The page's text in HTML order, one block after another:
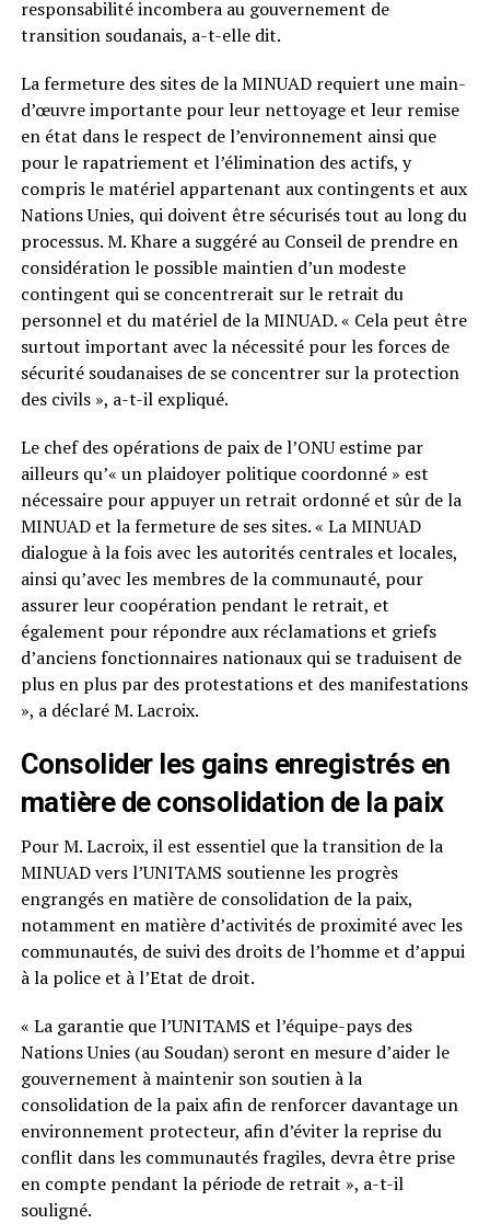
responsabilité incombera au gouvernement de
transition soudanais, a-t-elle dit.
La fermeture des sites de la MINUAD requiert une main-
d’œuvre importante pour leur nettoyage et leur remise
en état dans le respect de l’environnement ainsi que
pour le rapatriement et l’élimination des actifs, y
compris le matériel appartenant aux contingents et aux
Nations Unies, qui doivent être sécurisés tout au long du
processus. M. Khare a suggéré au Conseil de prendre en
considération le possible maintien d’un modeste
contingent qui se concentrerait sur le retrait du
personnel et du matériel de la MINUAD. « Cela peut être
surtout important avec la nécessité pour les forces de
sécurité soudanaises de se concentrer sur la protection
des civils », a-t-il expliqué.
Le chef des opérations de paix de l’ONU estime par
ailleurs qu’« un plaidoyer politique coordonné » est
nécessaire pour appuyer un retrait ordonné et sûr de la
MINUAD et la fermeture de ses sites. « La MINUAD
dialogue à la fois avec les autorités centrales et locales,
ainsi qu’avec les membres de la communauté, pour
assurer leur coopération pendant le retrait, et
également pour répondre aux réclamations et griefs
d’anciens fonctionnaires nationaux qui se traduisent de
plus en plus par des protestations et des manifestations
», a déclaré M. Lacroix.
Consolider les gains enregistrés en
matière de consolidation de la paix
Pour M. Lacroix, il est essentiel que la transition de la
MINUAD vers l’UNITAMS soutienne les progrès
engrangés en matière de consolidation de la paix,
notamment en matière d’activités de proximité avec les
communautés, de suivi des droits de l’homme et d’appui
à la police et à l’Etat de droit.
« La garantie que l’UNITAMS et l’équipe-pays des
Nations Unies (au Soudan) seront en mesure d’aider le
gouvernement à maintenir son soutien à la
consolidation de la paix afin de renforcer davantage un
environnement protecteur, afin d’éviter la reprise du
conflit dans les communautés fragiles, devra être prise
en compte pendant la période de retrait », a-t-il
souligné.